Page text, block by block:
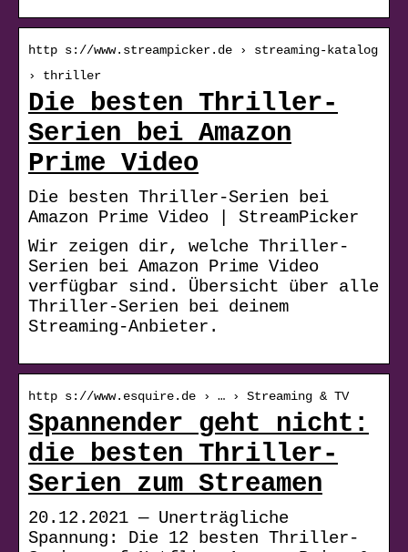
http s://www.streampicker.de › streaming-katalog
› thriller
Die besten Thriller-
Serien bei Amazon
Prime Video
Die besten Thriller-Serien bei
Amazon Prime Video | StreamPicker
Wir zeigen dir, welche Thriller-
Serien bei Amazon Prime Video
verfügbar sind. Übersicht über alle
Thriller-Serien bei deinem
Streaming-Anbieter.
http s://www.esquire.de › … › Streaming & TV
Spannender geht nicht:
die besten Thriller-
Serien zum Streamen
20.12.2021 — Unerträgliche
Spannung: Die 12 besten Thriller-